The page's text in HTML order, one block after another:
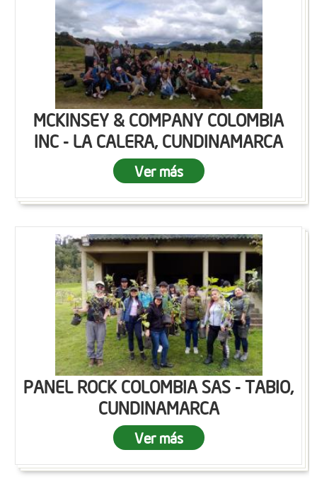
MCKINSEY & COMPANY COLOMBIA
INC - LA CALERA, CUNDINAMARCA
Ver más
PANEL ROCK COLOMBIA SAS - TABIO,
CUNDINAMARCA
Ver más